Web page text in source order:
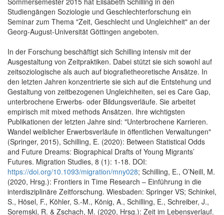
Studiengängen Soziologie und Geschlechterforschung ein
Seminar zum Thema "Zeit, Geschlecht und Ungleichheit" an der
Georg-August-Universität Göttingen angeboten.
In der Forschung beschäftigt sich Schilling intensiv mit der
Ausgestaltung von Zeitpraktiken. Dabei stützt sie sich sowohl auf
zeitsoziologische als auch auf biografietheoretische Ansätze. In
den letzten Jahren konzentrierte sie sich auf die Entstehung und
Gestaltung von zeitbezogenen Ungleichheiten, sei es Care Gap,
unterbrochene Erwerbs- oder Bildungsverläufe. Sie arbeitet
empirisch mit mixed methods Ansätzen. Ihre wichtigsten
Publikationen der letzten Jahre sind: "Unterbrochene Karrieren.
Wandel weiblicher Erwerbsverläufe in öffentlichen Verwaltungen"
(Springer, 2015), Schilling, E. (2020): Between Statistical Odds
and Future Dreams: Biographical Drafts of Young Migrants’
Futures. Migration Studies, 8 (1): 1-18. DOI:
https://doi.org/10.1093/migration/mny028; Schilling, E., O’Neill, M.
(2020, Hrsg.): Frontiers in Time Research – Einführung in die
interdisziplinäre Zeitforschung. Wiesbaden: Springer VS; Schinkel,
S., Hösel, F., Köhler, S.-M., König, A., Schilling, E., Schreiber, J.,
Soremski, R. & Zschach, M. (2020, Hrsg.): Zeit im Lebensverlauf.